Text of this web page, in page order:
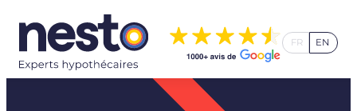
contenu
FR EN